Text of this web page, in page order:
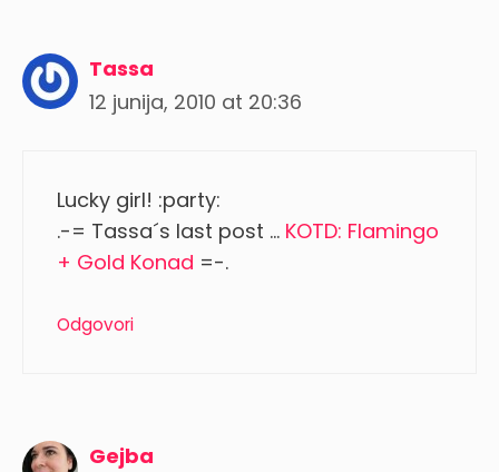
Tassa
12 junija, 2010 at 20:36
Lucky girl! :party:
.-= Tassa´s last post … KOTD: Flamingo
+ Gold Konad =-.
Odgovori
Gejba